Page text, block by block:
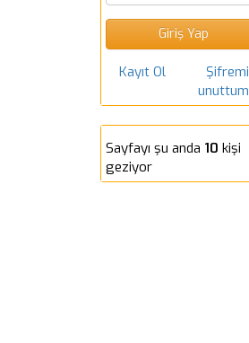
Kayıt Ol
Şifremi
unuttum
Sayfayı şu anda 10 kişi
geziyor